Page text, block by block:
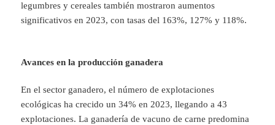
legumbres y cereales también mostraron aumentos
significativos en 2023, con tasas del 163%, 127% y 118%.
Avances en la producción ganadera
En el sector ganadero, el número de explotaciones
ecológicas ha crecido un 34% en 2023, llegando a 43
explotaciones. La ganadería de vacuno de carne predomina